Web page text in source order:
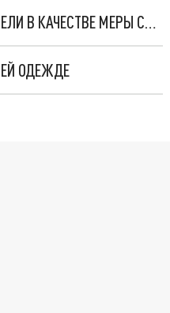
ЖИТЕЛИ КЕМЕРОВА МОГУТ УСТАНОВИТЬ ДОМА ПОЖАРНЫЕ ИЗВЕЩАТЕЛИ В КАЧЕСТВЕ МЕРЫ СОЦПОДДЕРЖКИ
ОДЕЖДЕ